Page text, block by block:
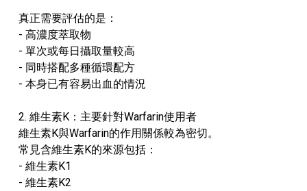
真正需要評估的是：
- 高濃度萃取物
- 單次或每日攝取量較高
- 同時搭配多種循環配方
- 本身已有容易出血的情況
2. 維生素K：主要針對Warfarin使用者
維生素K與Warfarin的作用關係較為密切。
常見含維生素K的來源包括：
- 維生素K1
- 維生素K2